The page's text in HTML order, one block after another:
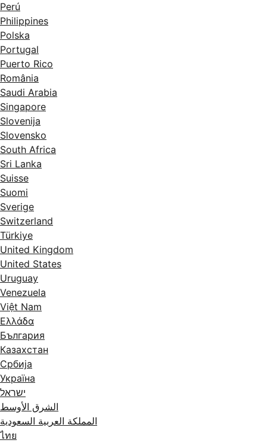
Perú
Philippines
Polska
Portugal
Puerto Rico
România
Saudi Arabia
Singapore
Slovenija
Slovensko
South Africa
Sri Lanka
Suisse
Suomi
Sverige
Switzerland
Türkiye
United Kingdom
United States
Uruguay
Venezuela
Việt Nam
Ελλάδα
България
Казахстан
Србија
Україна
ישראל
الشرق الأوسط
المملكة العربية السعودية
ไทย